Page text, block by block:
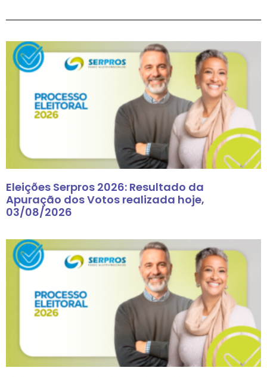
Eleições Serpros 2026: Resultado da
Apuração dos Votos realizada hoje,
03/08/2026